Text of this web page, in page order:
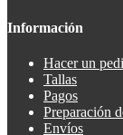
Información
Hacer un
Tallas
Pagos
Preparación
Envíos